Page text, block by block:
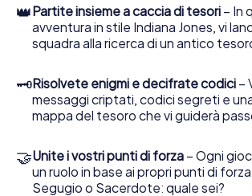
👑Partite insieme a caccia di tesori – In
avventura in stile Indiana Jones, vi
squadra alla ricerca di un antico
🗝Risolvete enigmi e decifrate codici –
messaggi criptati, codici segreti e
mappa del tesoro che vi guiderà
🤝Unite i vostri punti di forza – Ogni
un ruolo in base ai propri punti di
Segugio o Sacerdote: quale sei?